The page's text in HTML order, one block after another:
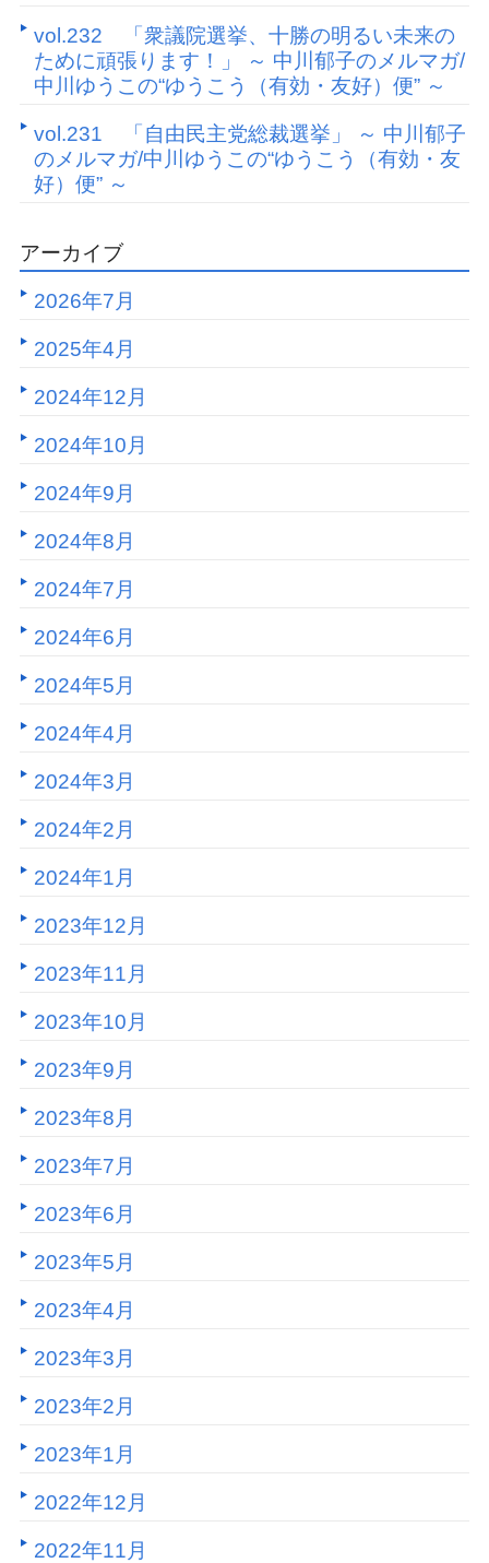
vol.232 「衆議院選挙、十勝の明るい未来の
ために頑張ります！」 ～ 中川郁子のメルマガ/
中川ゆうこの“ゆうこう（有効・友好）便” ～
vol.231 「自由民主党総裁選挙」 ～ 中川郁子
のメルマガ/中川ゆうこの“ゆうこう（有効・友
好）便” ～
アーカイブ
2026年7月
2025年4月
2024年12月
2024年10月
2024年9月
2024年8月
2024年7月
2024年6月
2024年5月
2024年4月
2024年3月
2024年2月
2024年1月
2023年12月
2023年11月
2023年10月
2023年9月
2023年8月
2023年7月
2023年6月
2023年5月
2023年4月
2023年3月
2023年2月
2023年1月
2022年12月
2022年11月